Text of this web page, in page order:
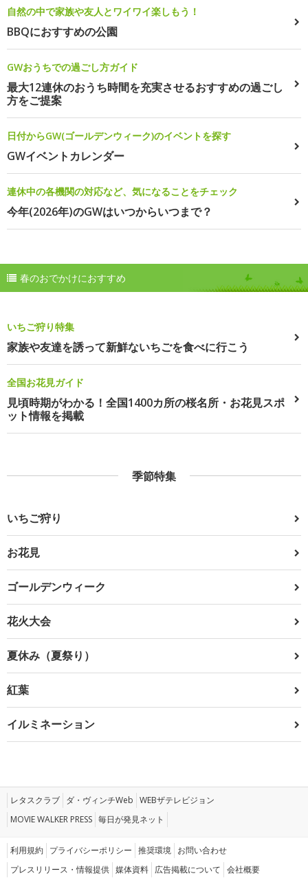
自然の中で家族や友人とワイワイ楽しもう！
BBQにおすすめの公園
GWおうちでの過ごし方ガイド
最大12連休のおうち時間を充実させるおすすめの過ごし
方をご提案
日付からGW(ゴールデンウィーク)のイベントを探す
GWイベントカレンダー
連休中の各機関の対応など、気になることをチェック
今年(2026年)のGWはいつからいつまで？
春のおでかけにおすすめ
いちご狩り特集
家族や友達を誘って新鮮ないちごを食べに行こう
全国お花見ガイド
見頃時期がわかる！全国1400カ所の桜名所・お花見スポ
ット情報を掲載
季節特集
いちご狩り
お花見
ゴールデンウィーク
花火大会
夏休み（夏祭り）
紅葉
イルミネーション
レタスクラブ ダ・ヴィンチWeb WEBザテレビジョン
MOVIE WALKER PRESS 毎日が発見ネット
利用規約 プライバシーポリシー 推奨環境 お問い合わせ
プレスリリース・情報提供 媒体資料 広告掲載について 会社概要